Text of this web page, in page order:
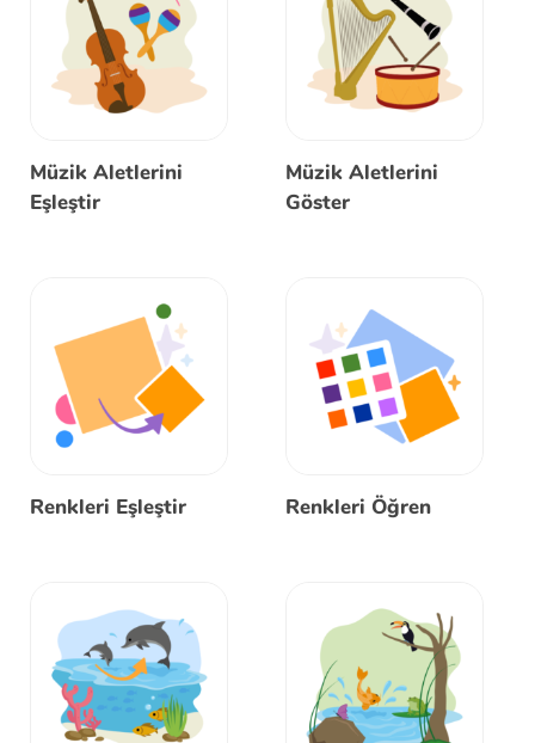
Müzik Aletlerini
Eşleştir
Müzik Aletlerini
Göster
Renkleri Eşleştir Renkleri Öğren